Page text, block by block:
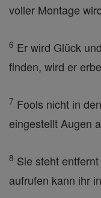
voller Montage
6 Er wird Glück
finden, wird er
7 Fools nicht in
eingestellt Augen
8 Sie steht
aufrufen kann ihr